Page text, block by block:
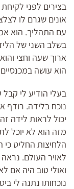
בצירים לפני
אונים שגרם לו
עם התהליך. הוא
בשלב השני של
ארוך שעה וחצי
הוא עושה
בעלי הודיע לי
נוכח בלידה. רודף
יכול לראות לידה
מזה הוא לא יוכל
הלחיצות החליט כי
לאויר העולם.
ואולי טוב היה אם
נוכחותו נתנה לי